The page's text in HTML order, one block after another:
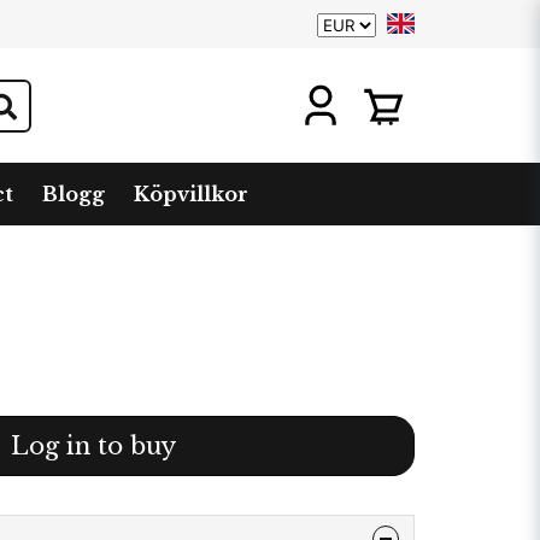
Blogg Köpvillkor
Log in to buy